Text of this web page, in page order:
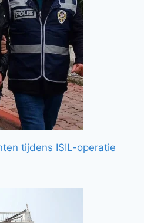
tijdens ISIL-operatie